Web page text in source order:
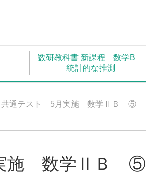
数研教科書 新課程 数学B
統計的な推測
通テスト 5月実施 数学ⅡＢ ⑤
施 数学ⅡＢ ⑤